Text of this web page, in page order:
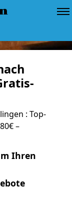
: Top-
–
Ihren